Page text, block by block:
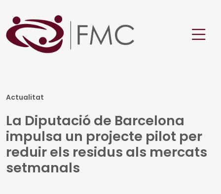
Actualitat
La Diputació de Barcelona
impulsa un projecte pilot per
reduir els residus als mercats
setmanals